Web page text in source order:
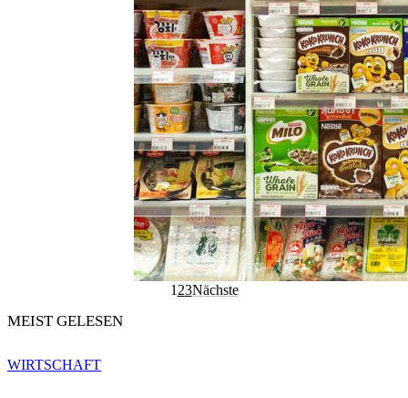
1 23Nächste
MEIST GELESEN
WIRTSCHAFT